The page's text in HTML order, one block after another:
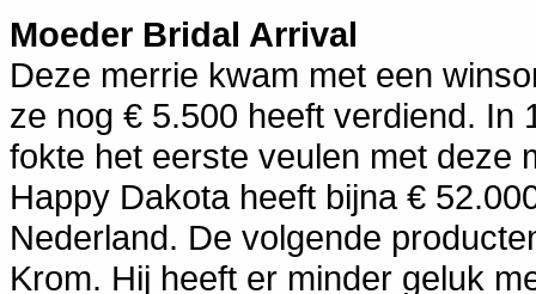
Moeder Bridal Arrival
Deze merrie kwam met een
ze nog € 5.500 heeft verdiend. In
fokte het eerste veulen met deze
Happy Dakota heeft bijna €
Nederland. De volgende
Krom. Hij heeft er minder geluk